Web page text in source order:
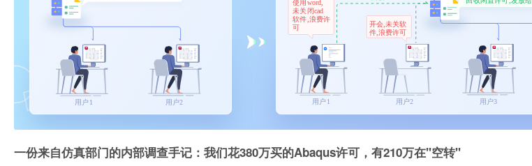
一份来自仿真部门的内部调查手记：我们花380万买的Abaqus许可，有210万在"空转"